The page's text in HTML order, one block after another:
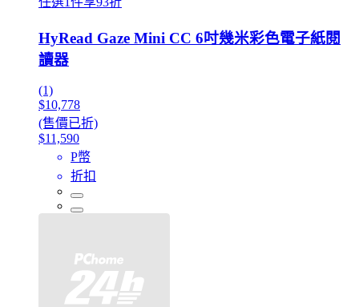
HyRead Gaze Mini CC 6吋幾米彩色電子紙閱
讀器
(1)
$10,778
(售價已折)
$11,590
P幣
折扣